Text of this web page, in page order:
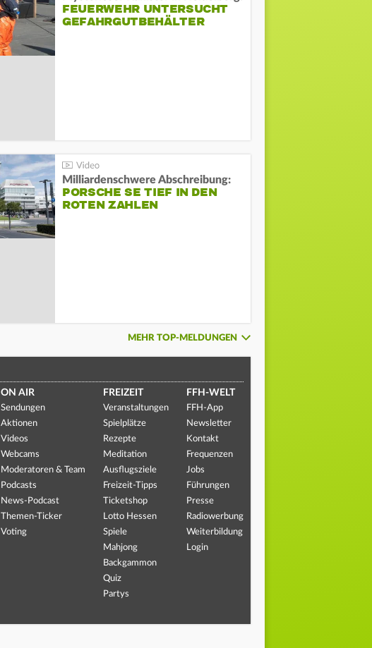
FEUERWEHR UNTERSUCHT
GEFAHRGUTBEHÄLTER
Milliardenschwere Abschreibung:
PORSCHE SE TIEF IN DEN
ROTEN ZAHLEN
MEHR TOP-MELDUNGEN
ON AIR
Sendungen
Aktionen
Videos
Webcams
Moderatoren & Team
Podcasts
News-Podcast
Themen-Ticker
Voting
FREIZEIT
Veranstaltungen
Spielplätze
Rezepte
Meditation
Ausflugsziele
Freizeit-Tipps
Ticketshop
Lotto Hessen
Spiele
Mahjong
Backgammon
Quiz
Partys
FFH-WELT
FFH-App
Newsletter
Kontakt
Frequenzen
Jobs
Führungen
Presse
Radiowerbung
Weiterbildung
Login